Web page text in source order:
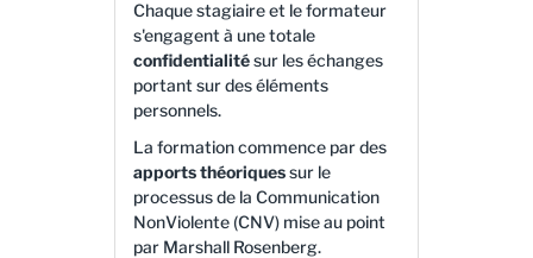
Chaque stagiaire et le formateur
s'engagent à une totale
confidentialitésur les échanges
portant sur des éléments
personnels.
La formation commence par des
apports théoriquessur le
processus de la Communication
NonViolente (CNV) mise au point
par Marshall Rosenberg.